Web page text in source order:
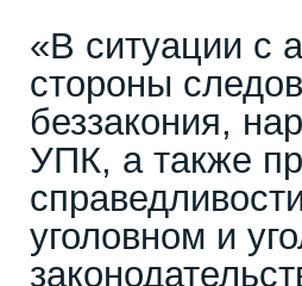
«В ситуации с
стороны
беззакония,
УПК, а также
уголовном и